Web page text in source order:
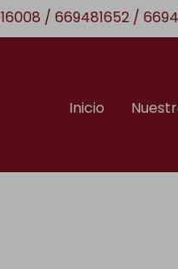
/ 669481652 /
Inicio